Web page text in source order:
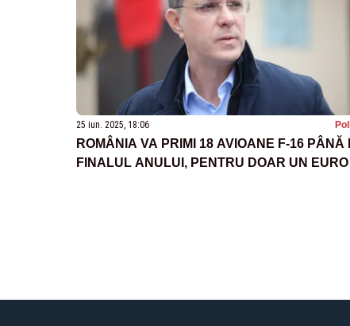
25 iun. 2025, 18:06
ROMÂNIA VA PRIMI 18 AVIOANE F-16 PÂNĂ
FINALUL ANULUI, PENTRU DOAR UN EURO